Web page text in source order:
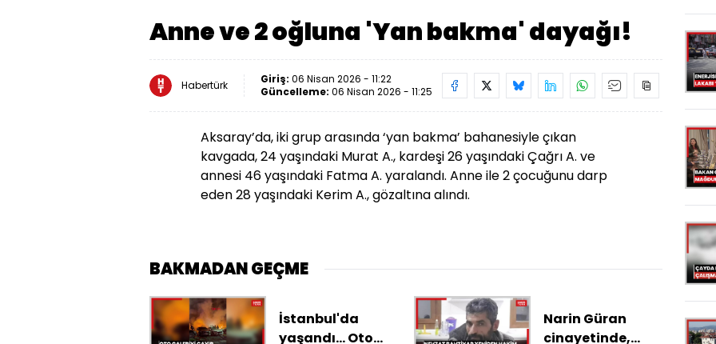
Anne ve 2 oğluna 'Yan bakma' dayağı!
Habertürk Giriş: 06 Nisan 2026 - 11:22
Güncelleme: 06 Nisan 2026 - 11:25
Aksaray’da, iki grup arasında ‘yan bakma’ bahanesiyle çıkan
kavgada, 24 yaşındaki Murat A., kardeşi 26 yaşındaki Çağrı A. ve
annesi 46 yaşındaki Fatma A. yaralandı. Anne ile 2 çocuğunu darp
eden 28 yaşındaki Kerim A., gözaltına alındı.
BAKMADAN GEÇME
İstanbul'da
yaşandı... Oto
Narin Güran
cinayetinde,